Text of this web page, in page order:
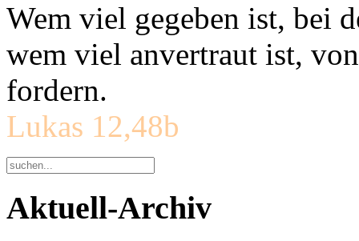
Wem viel gegeben ist, bei
wem viel anvertraut ist,
fordern.
Lukas 12,48b
Aktuell-Archiv